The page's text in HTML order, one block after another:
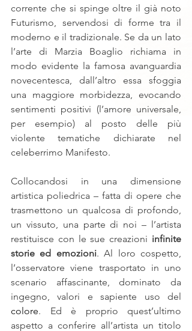
corrente che si spinge oltre il già noto
Futurismo, servendosi di forme tra il
moderno e il tradizionale. Se da un lato
l’arte di Marzia Boaglio richiama in
modo evidente la famosa avanguardia
novecentesca, dall’altro essa sfoggia
una maggiore morbidezza, evocando
sentimenti positivi (l’amore universale,
per esempio) al posto delle più
violente tematiche dichiarate nel
celeberrimo Manifesto.
Collocandosi in una dimensione
artistica poliedrica – fatta di opere che
trasmettono un qualcosa di profondo,
un vissuto, una parte di noi – l’artista
restituisce con le sue creazioni infinite
storie ed emozioni. Al loro cospetto,
l’osservatore viene trasportato in uno
scenario affascinante, dominato da
colore. Ed è proprio quest’ultimo
aspetto a conferire all’artista un titolo